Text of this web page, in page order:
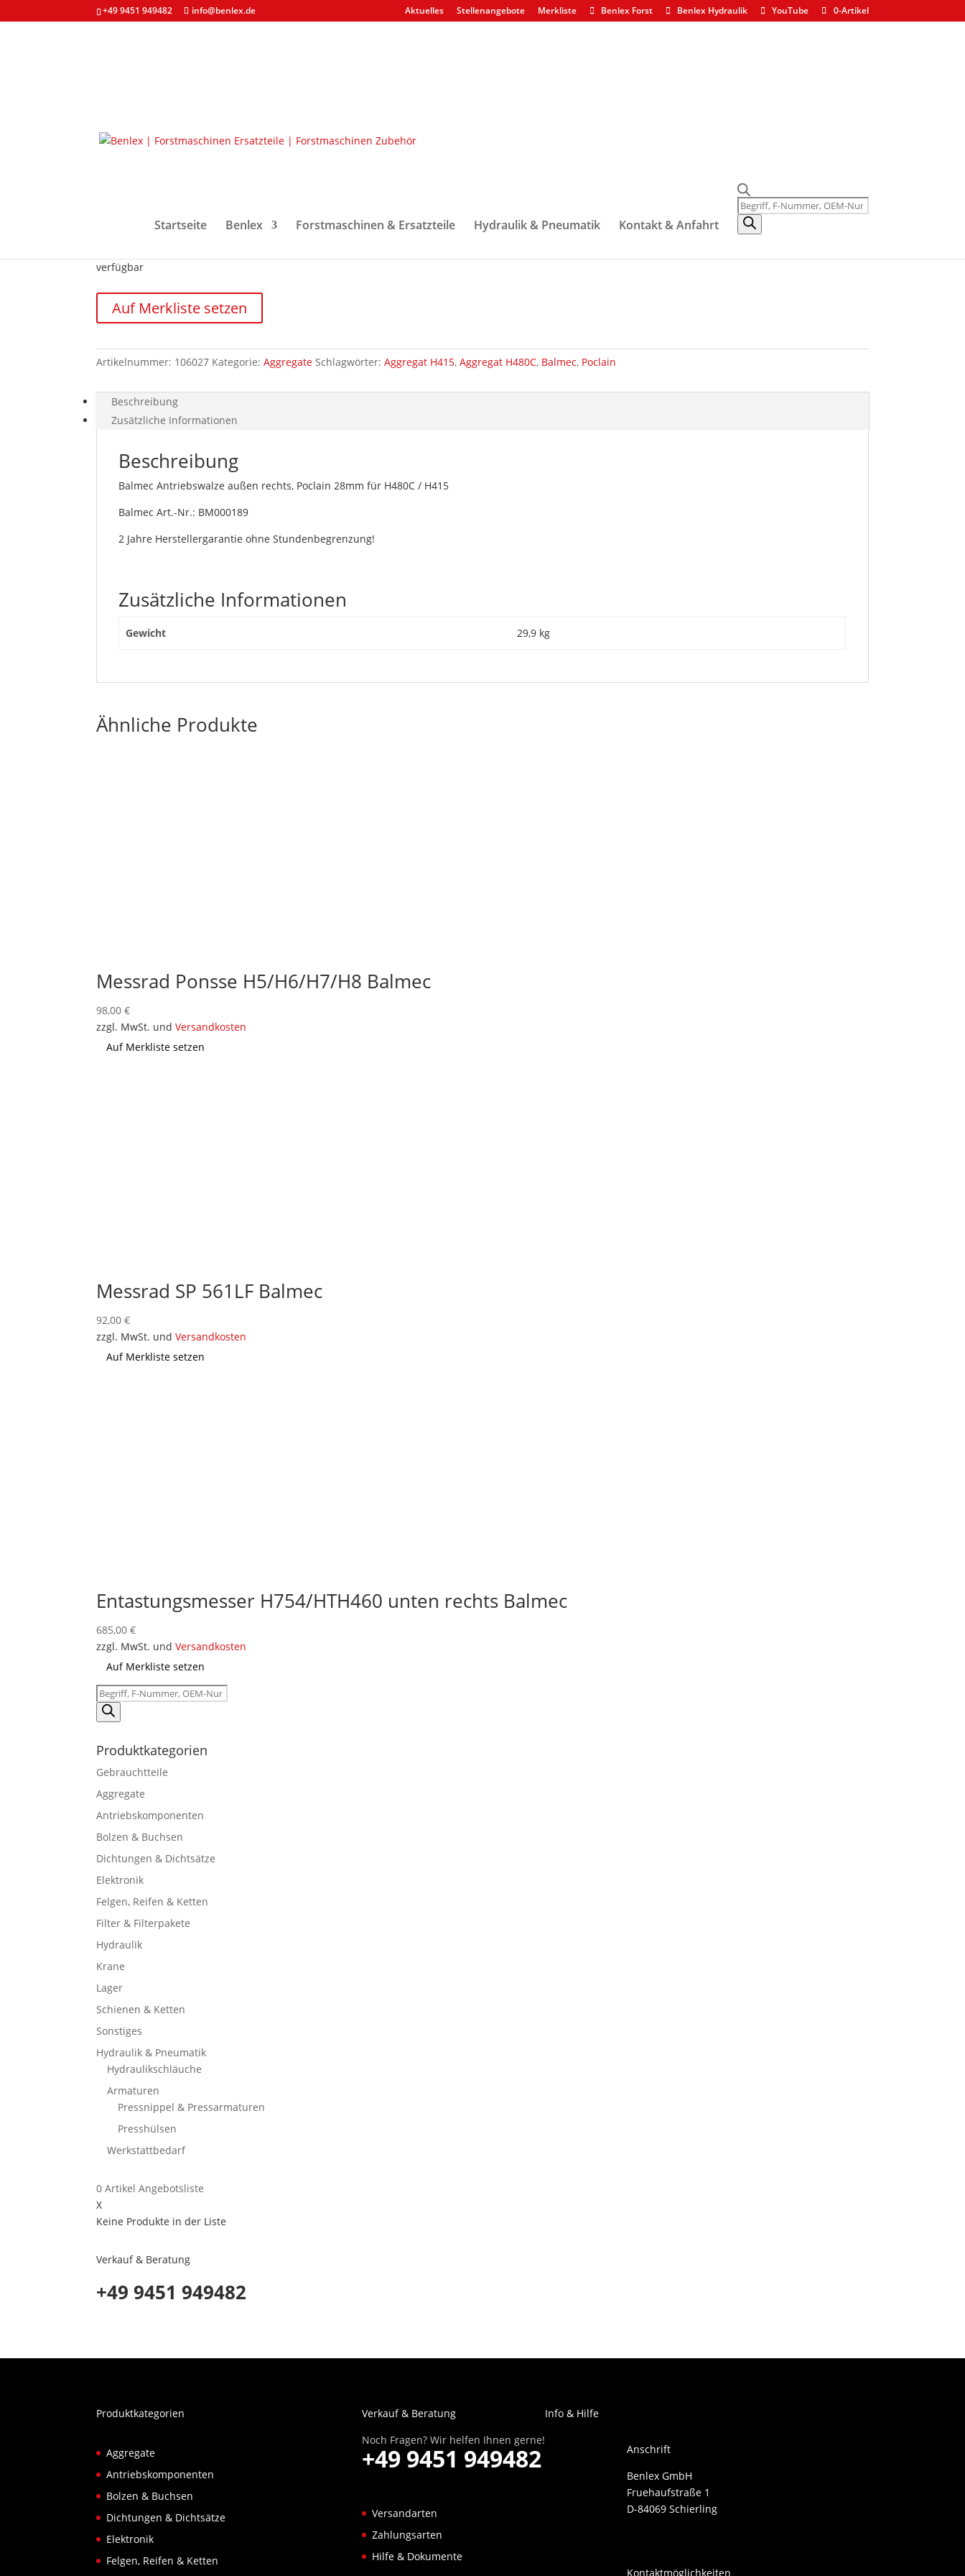
+49 9451 949482 info@benlex.de Aktuelles Stellenangebote Merkliste Benlex Forst Benlex Hydraulik YouTube 0-Artikel
Startseite Benlex Forstmaschinen & Ersatzteile Hydraulik & Pneumatik Kontakt & Anfahrt
Products
search
Start
verfügbar
Antriebswalze
H480C/H415
außen
rechts
Balmec
Menge
Auf Merkliste setzen
Artikelnummer: 106027 Kategorie:Aggregate Schlagwörter:Aggregat H415,Aggregat H480C, Balmec, Poclain
Beschreibung
Zusätzliche Informationen
Beschreibung
Balmec Antriebswalze außen rechts, Poclain 28mm für H480C / H415
Balmec Art.-Nr.: BM000189
2 Jahre Herstellergarantie ohne Stundenbegrenzung!
Zusätzliche Informationen
Gewicht 29,9 kg
Ähnliche Produkte
Messrad Ponsse H5/H6/H7/H8 Balmec
98,00€
zzgl. MwSt. undVersandkosten
Auf Merkliste setzen
Messrad SP 561LF Balmec
92,00€
zzgl. MwSt. undVersandkosten
Auf Merkliste setzen
Entastungsmesser H754/HTH460 unten rechts Balmec
685,00€
zzgl. MwSt. undVersandkosten
Auf Merkliste setzen
Products
search
Produktkategorien
Gebrauchtteile
Aggregate
Antriebskomponenten
Bolzen & Buchsen
Dichtungen & Dichtsätze
Elektronik
Felgen, Reifen & Ketten
Filter & Filterpakete
Hydraulik
Krane
Lager
Schienen & Ketten
Sonstiges
Hydraulik & Pneumatik
Hydraulikschläuche
Armaturen
Pressnippel & Pressarmaturen
Presshülsen
Werkstattbedarf
0 ArtikelAngebotsliste
X
Keine Produkte in der Liste
Verkauf & Beratung
+49 9451 949482
Produktkategorien
Aggregate
Antriebskomponenten
Bolzen & Buchsen
Dichtungen & Dichtsätze
Elektronik
Felgen, Reifen & Ketten
Verkauf & Beratung
Noch Fragen? Wir helfen Ihnen gerne!
+49 9451 949482
Info & Hilfe
Versandarten
Zahlungsarten
Hilfe & Dokumente
Anschrift
Benlex GmbH
Fruehaufstraße 1
D-84069 Schierling
Kontaktmöglichkeiten